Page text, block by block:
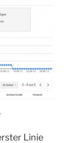
Linie